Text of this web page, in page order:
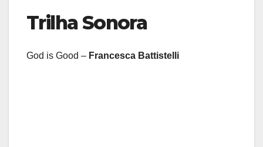
Trilha Sonora
God is Good – Francesca Battistelli